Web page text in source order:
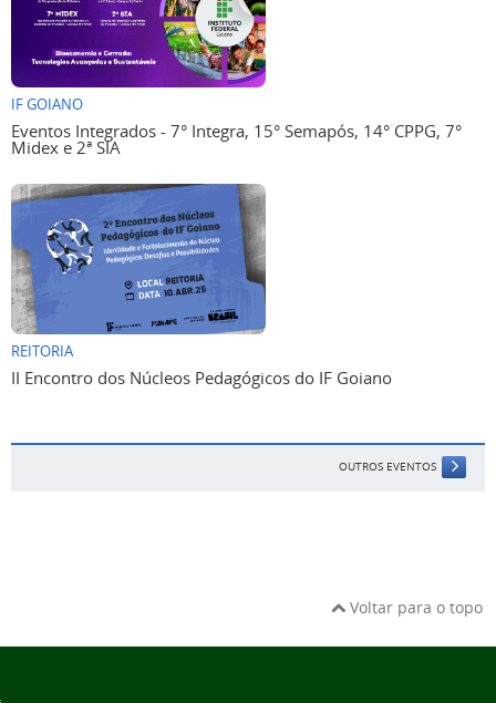
IF GOIANO
Eventos Integrados - 7° Integra, 15° Semapós, 14° CPPG, 7°
Midex e 2ª SIA
REITORIA
II Encontro dos Núcleos Pedagógicos do IF Goiano
OUTROS EVENTOS
Voltar para o topo